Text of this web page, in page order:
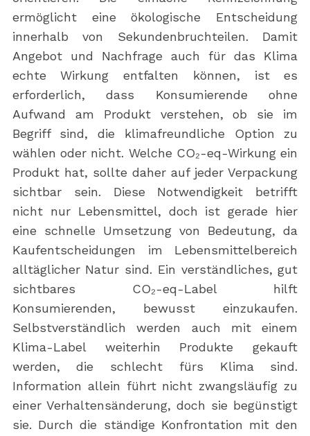
ermöglicht eine ökologische Entscheidung
innerhalb von Sekundenbruchteilen. Damit
Angebot und Nachfrage auch für das Klima
echte Wirkung entfalten können, ist es
erforderlich, dass Konsumierende ohne
Aufwand am Produkt verstehen, ob sie im
Begriff sind, die klimafreundliche Option zu
wählen oder nicht. Welche CO₂-eq-Wirkung ein
Produkt hat, sollte daher auf jeder Verpackung
sichtbar sein. Diese Notwendigkeit betrifft
nicht nur Lebensmittel, doch ist gerade hier
eine schnelle Umsetzung von Bedeutung, da
Kaufentscheidungen im Lebensmittelbereich
alltäglicher Natur sind. Ein verständliches, gut
sichtbares CO₂-eq-Label hilft
Konsumierenden, bewusst einzukaufen.
Selbstverständlich werden auch mit einem
Klima-Label weiterhin Produkte gekauft
werden, die schlecht fürs Klima sind.
Information allein führt nicht zwangsläufig zu
einer Verhaltensänderung, doch sie begünstigt
sie. Durch die ständige Konfrontation mit den